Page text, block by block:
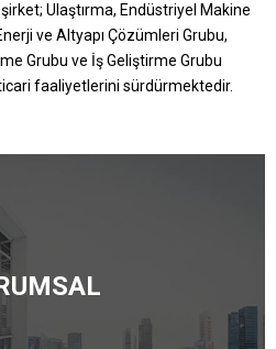
Ulaştırma, Endüstriyel Makine
ve Altyapı Çözümleri Grubu,
Grubu ve İş Geliştirme Grubu
faaliyetlerini sürdürmektedir.